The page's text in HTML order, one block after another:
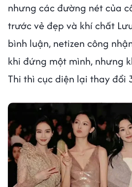
nhưng các đường nét của
trước vẻ đẹp và khí chất
bình luận, netizen công
khi đứng một mình, nhưng
Thi thì cục diện lại thay đổi